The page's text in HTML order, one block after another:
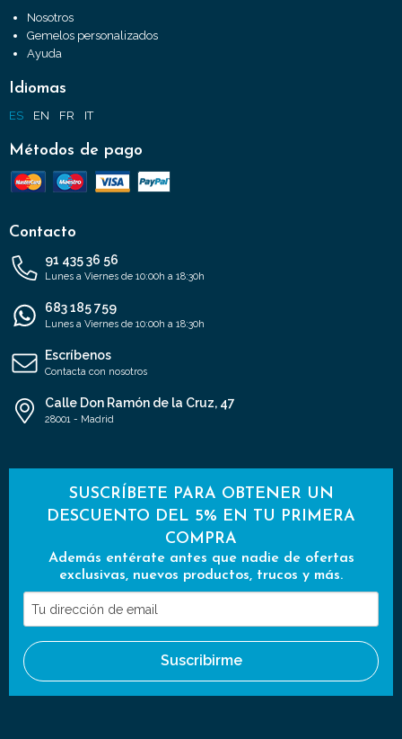
Nosotros
Gemelos personalizados
Ayuda
Idiomas
ES EN FR IT
Métodos de pago
Contacto
91 435 36 56
Lunes a Viernes de 10:00h a 18:30h
683 185 759
Lunes a Viernes de 10:00h a 18:30h
Escríbenos
Contacta con nosotros
Calle Don Ramón de la Cruz, 47
28001 - Madrid
SUSCRÍBETE PARA OBTENER UN
DESCUENTO DEL 5% EN TU PRIMERA
COMPRA
Además entérate antes que nadie de ofertas
exclusivas, nuevos productos, trucos y más.
Tu
dirección
de
email
Suscribirme